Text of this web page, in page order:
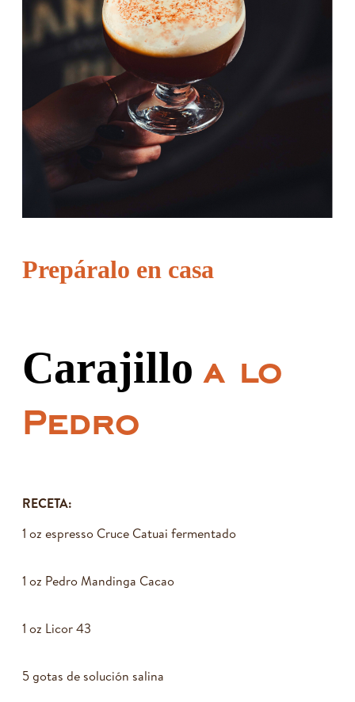
Prepáralo en casa
Carajilloa lo
Pedro
RECETA:
1 oz espresso Cruce Catuai fermentado
1 oz Pedro Mandinga Cacao
1 oz Licor 43
5 gotas de solución salina